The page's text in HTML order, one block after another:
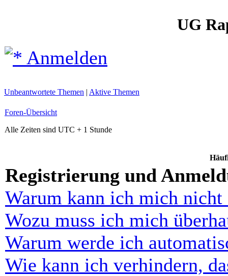
UG
Anmelden
Unbeantwortete Themen | Aktive Themen
Foren-Übersicht
Alle Zeiten sind UTC + 1 Stunde
Registrierung und
Warum kann ich mich nicht
Wozu muss ich mich
Warum werde ich
Wie kann ich verhindern,